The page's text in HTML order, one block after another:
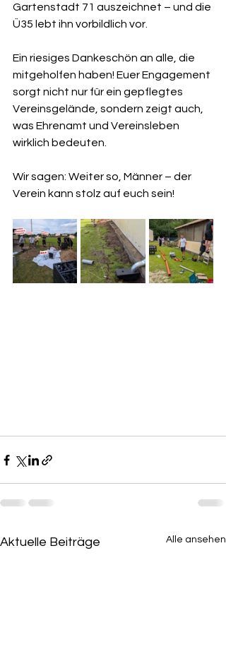
Gartenstadt 71 auszeichnet – und die
Ü35 lebt ihn vorbildlich vor.
Ein riesiges Dankeschön an alle, die
mitgeholfen haben! Euer Engagement
sorgt nicht nur für ein gepflegtes
Vereinsgelände, sondern zeigt auch,
was Ehrenamt und Vereinsleben
wirklich bedeuten.
Wir sagen: Weiter so, Männer – der
Verein kann stolz auf euch sein!
Aktuelle Beiträge Alle ansehen